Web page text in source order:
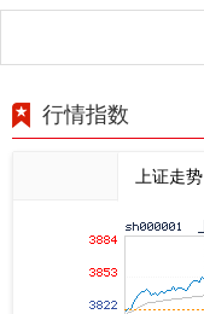
行情指数
上证走势